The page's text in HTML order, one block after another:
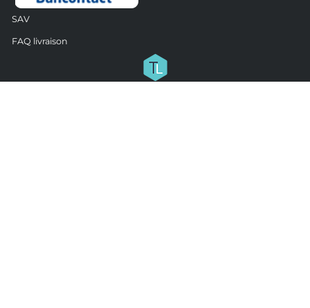
SAV
FAQ livraison